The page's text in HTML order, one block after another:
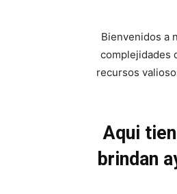
Bienvenidos a
complejidades
recursos
Aqui
brindan